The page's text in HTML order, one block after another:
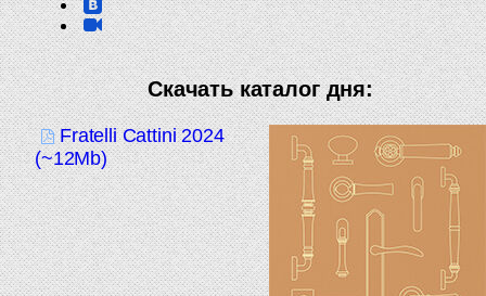
Скачать каталог дня:
Fratelli Cattini 2024
(~12Mb)